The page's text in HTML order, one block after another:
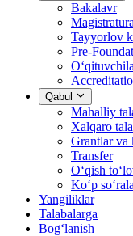
Bakalavr
Magistratura
Tayyorlov
Pre-
Qabul
Mahalliy
Xalqaro
Grantlar va
Transfer
O‘qish
Ko‘p
Yangiliklar
Talabalarga
Bog‘lanish